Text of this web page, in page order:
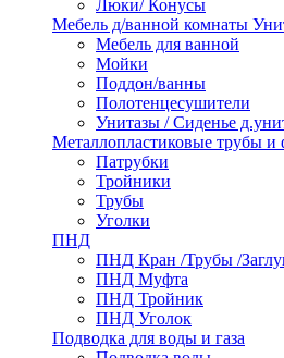
Люки/ Конусы
Мебель д/ванной комнаты
Мебель для ванной
Мойки
Поддон/ванны
Полотенцесушители
Унитазы / Сиденье
Металлопластиковые трубы и
Патрубки
Тройники
Трубы
Уголки
ПНД
ПНД Кран /Трубы /
ПНД Муфта
ПНД Тройник
ПНД Уголок
Подводка для воды и газа